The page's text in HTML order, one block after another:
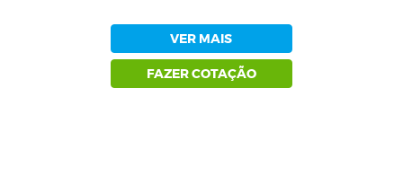
VER MAIS
FAZER COTAÇÃO